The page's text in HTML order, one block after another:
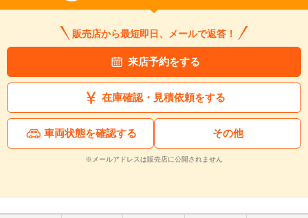
販売店から最短即日、メールで返答！
来店予約をする
在庫確認・見積依頼をする
車両状態を確認する その他
※メールアドレスは販売店に公開されません